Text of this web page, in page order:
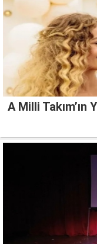
A Milli Takım’ın